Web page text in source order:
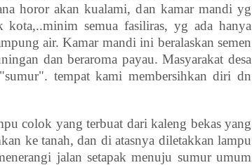
horor akan kualami, dan kamar mandi yg
semua fasiliras, yg ada hanya
air. Kamar mandi ini beralaskan semen
dan beraroma payau. Masyarakat desa
tempat kami membersihkan diri dn
colok yang terbuat dari kaleng bekas yang
ke tanah, dan di atasnya diletakkan lampu
jalan setapak menuju sumur umum